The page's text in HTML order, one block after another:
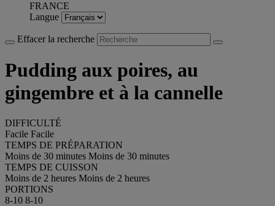
FRANCE
Langue
Effacer la recherche
Pudding aux poires, au
gingembre et à la cannelle
DIFFICULTÉ
Facile Facile
TEMPS DE PRÉPARATION
Moins de 30 minutes Moins de 30 minutes
TEMPS DE CUISSON
Moins de 2 heures Moins de 2 heures
PORTIONS
8-10 8-10